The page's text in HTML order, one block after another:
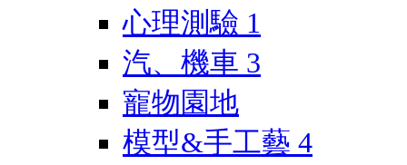
心理測驗 1
汽、機車 3
寵物園地
模型&手工藝 4